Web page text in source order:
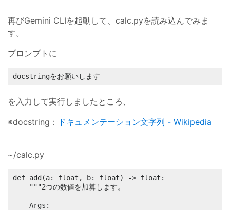
再びGemini CLIを起動して、calc.pyを読み込んでみま
す。
プロンプトに
docstringをお願いします
を入力して実行しましたところ、
※docstring： ドキュメンテーション文字列 - Wikipedia
~/calc.py
def add(a: float, b: float) -> float:
    """2つの数値を加算します。
    Args: